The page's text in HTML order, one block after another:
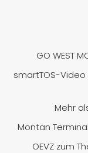
GO WEST
smartTOS-
Mehr
Montan
OEVZ zum